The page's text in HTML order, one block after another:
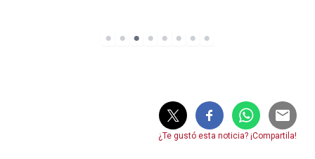
¿Te gustó esta noticia? ¡Compartila!